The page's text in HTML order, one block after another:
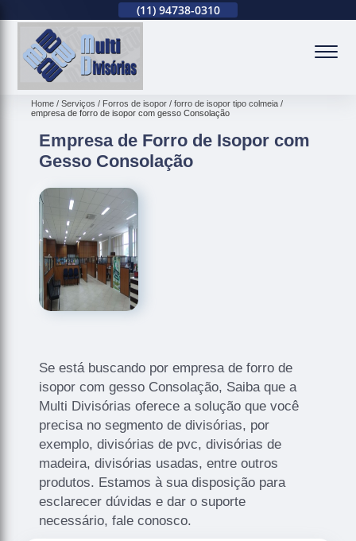
(11) 94738-0310
Home Serviços Forros de isopor
forro de isopor tipo colmeia
empresa de forro de isopor com gesso Consolação
Empresa de Forro de Isopor com
Gesso Consolação
Se está buscando por empresa de forro de
isopor com gesso Consolação, Saiba que a
Multi Divisórias oferece a solução que você
precisa no segmento de divisórias, por
exemplo, divisórias de pvc, divisórias de
madeira, divisórias usadas, entre outros
produtos. Estamos à sua disposição para
esclarecer dúvidas e dar o suporte
necessário, fale conosco.